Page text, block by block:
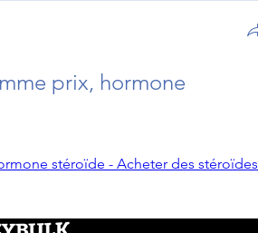
prix, hormone
stéroïde - Acheter des stéroïdes